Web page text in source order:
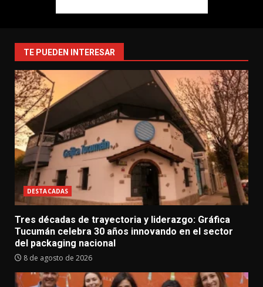
TE PUEDEN INTERESAR
DESTACADAS
Tres décadas de trayectoria y liderazgo: Gráfica
Tucumán celebra 30 años innovando en el sector
del packaging nacional
8 de agosto de 2026